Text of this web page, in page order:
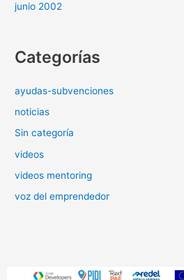
junio 2002
Categorías
ayudas-subvenciones
noticias
Sin categoría
videos
videos mentoring
voz del emprendedor